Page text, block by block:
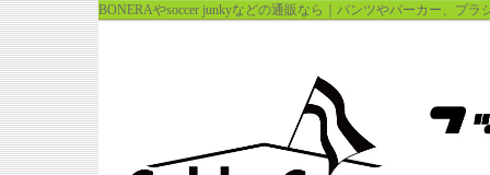
BONERAやsoccer junkyなどの通販なら｜パンツやパーカー、プラ